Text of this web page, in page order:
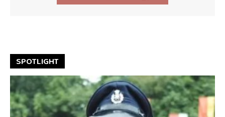
SPOTLIGHT